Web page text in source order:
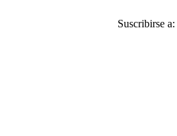
Suscribirse a: